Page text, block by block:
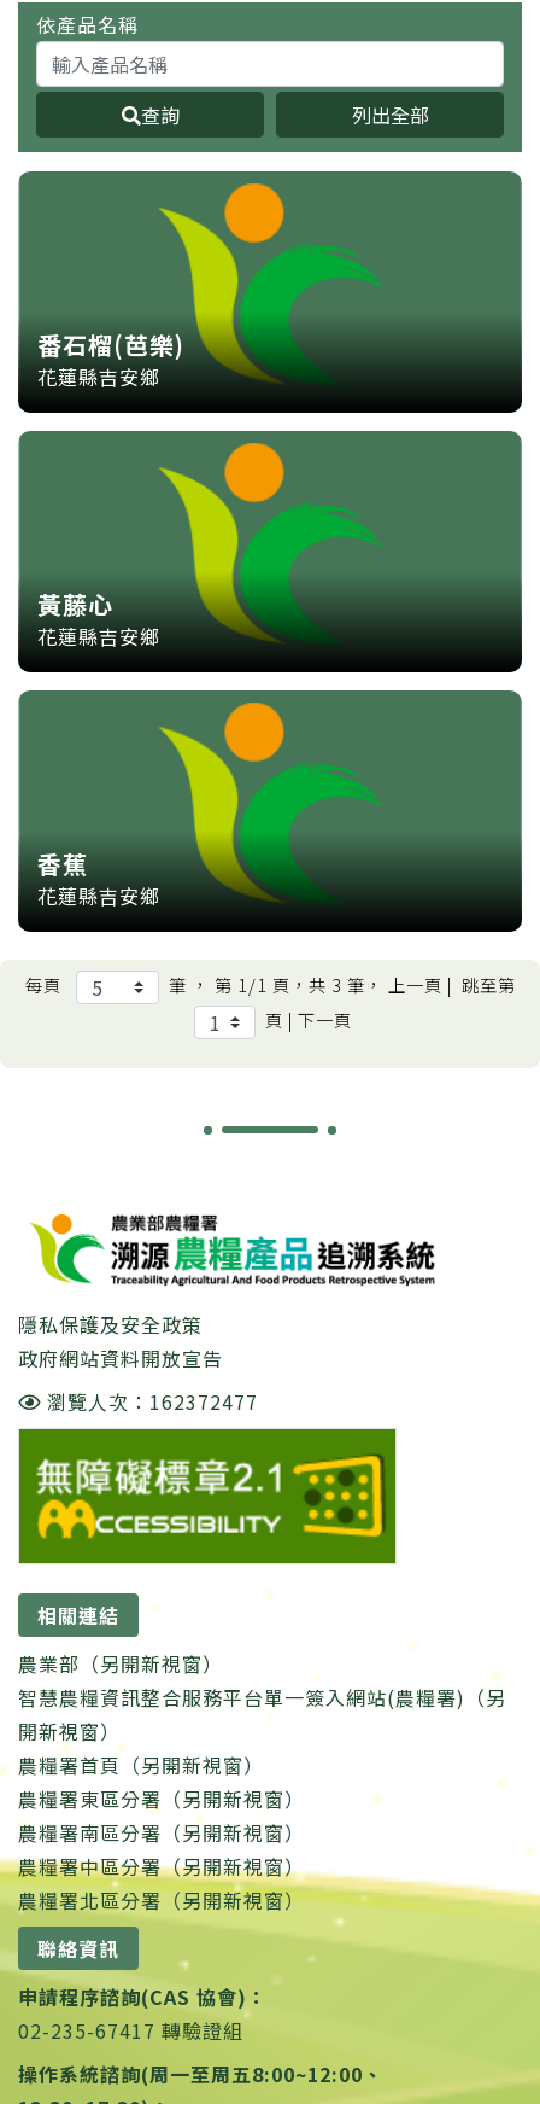
依產品名稱
查詢 列出全部
番石榴(芭樂)
花蓮縣吉安鄉
黃藤心
花蓮縣吉安鄉
香蕉
花蓮縣吉安鄉
每頁 筆 ， 第 1/1 頁，共 3 筆， 上一頁 | 跳至第
頁 | 下一頁
隱私保護及安全政策
政府網站資料開放宣告
瀏覽人次：162372477
相關連結
農業部（另開新視窗）
智慧農糧資訊整合服務平台單一簽入網站(農糧署)（另
開新視窗）
農糧署首頁（另開新視窗）
農糧署東區分署（另開新視窗）
農糧署南區分署（另開新視窗）
農糧署中區分署（另開新視窗）
農糧署北區分署（另開新視窗）
聯絡資訊
申請程序諮詢(CAS 協會)：
02-235-67417 轉驗證組
操作系統諮詢(周一至周五8:00~12:00、